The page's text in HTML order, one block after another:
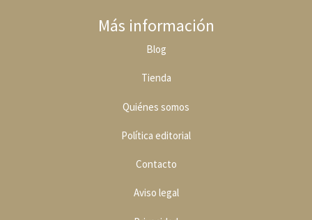
Más información
Blog
Tienda
Quiénes somos
Política editorial
Contacto
Aviso legal